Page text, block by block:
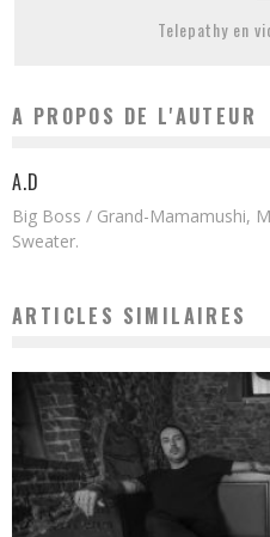
Telepathy en
A PROPOS DE L'AUTEUR
A.D
Big Boss / Grand-Mamamushi,
Sweater.
ARTICLES SIMILAIRES